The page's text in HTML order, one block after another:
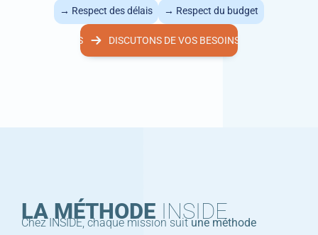
Respect des délais Respect du budget
DE VOS BESOINS DISCUTONS DE VOS BESOINS
LA MÉTHODE INSIDE
Chez INSIDE, chaque mission suitune méthode